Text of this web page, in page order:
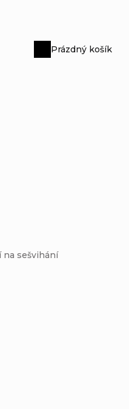
Nákupní
Prázdný košík
na sešvihání